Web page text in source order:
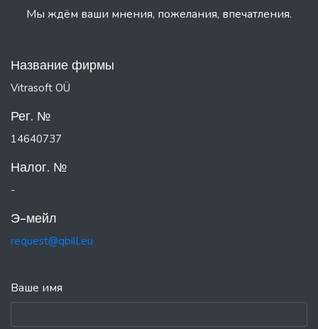
Мы ждём ваши мнения, пожелания, впечатления.
Название фирмы
Vitrasoft OÜ
Рег. №
14640737
Налог. №
-
Э-мейл
request@qbill.eu
Ваше имя